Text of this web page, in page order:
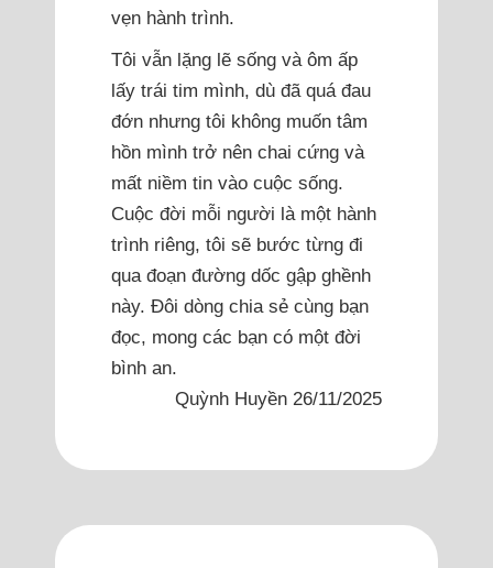
vẹn hành trình.
Tôi vẫn lặng lẽ sống và ôm ấp
lấy trái tim mình, dù đã quá đau
đớn nhưng tôi không muốn tâm
hồn mình trở nên chai cứng và
mất niềm tin vào cuộc sống.
Cuộc đời mỗi người là một hành
trình riêng, tôi sẽ bước từng đi
qua đoạn đường dốc gập ghềnh
này. Đôi dòng chia sẻ cùng bạn
đọc, mong các bạn có một đời
bình an.
Quỳnh Huyền 26/11/2025